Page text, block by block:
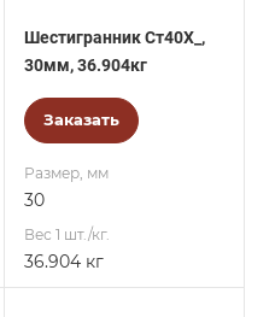
Шестигранник Ст40Х_,
30мм, 36.904кг
Заказать
Размер, мм
30
Вес 1 шт./кг.
36.904 кг